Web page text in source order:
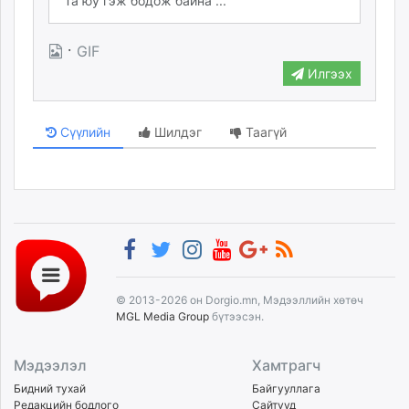
· GIF
Илгээх
Сүүлийн Шилдэг Таагүй
© 2013-2026 он Dorgio.mn, Мэдээллийн хөтөч
MGL Media Group бүтээсэн.
Мэдээлэл
Бидний тухай
Редакцийн бодлого
Хамтрагч
Байгууллага
Сайтууд